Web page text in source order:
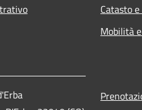
Catasto
Mobilità